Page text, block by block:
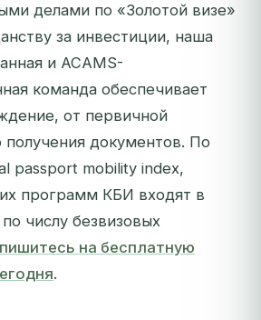
делами по «Золотой визе»
за инвестиции, наша
и ACAMS-
команда обеспечивает
от первичной
получения документов. По
passport mobility index,
программ КБИ входят в
числу безвизовых
на бесплатную
.